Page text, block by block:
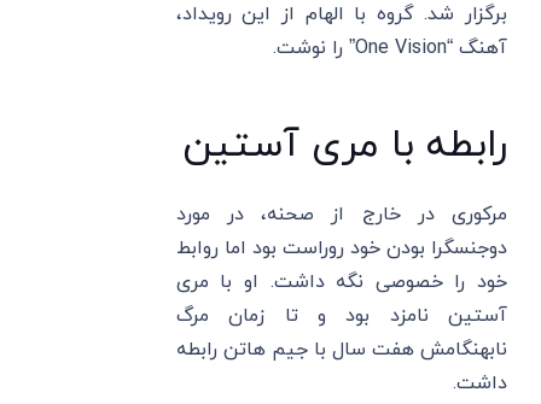
برگزار شد. گروه با الهام از این رویداد،
آهنگ “One Vision” را نوشت.
رابطه با مری آستین
مرکوری در خارج از صحنه، در مورد
دوجنسگرا بودن خود روراست بود اما روابط
خود را خصوصی نگه داشت. او با مری
آستین نامزد بود و تا زمان مرگ
نابهنگامش هفت سال با جیم هاتن رابطه
داشت.